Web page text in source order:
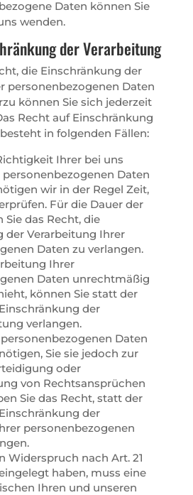
Daten können Sie
wenden.
der Verarbeitung
die Einschränkung der
personenbezogenen Daten
können Sie sich jederzeit
Recht auf Einschränkung
in folgenden Fällen:
Ihrer bei uns
Daten
wir in der Regel Zeit,
Für die Dauer der
Sie das Recht, die
der Verarbeitung Ihrer
Daten zu verlangen.
Ihrer
Daten unrechtmäßig
können Sie statt der
der
verlangen.
Daten
Sie sie jedoch zur
oder
von Rechtsansprüchen
Sie das Recht, statt der
der
personenbezogenen
Widerspruch nach Art. 21
eingelegt haben, muss eine
Ihren und unseren